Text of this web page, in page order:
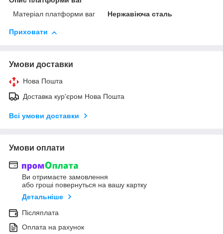
Матеріал платформи ваг
Нержавіюча сталь
Приховати
Умови доставки
Нова Пошта
Доставка кур'єром Нова Пошта
Всі умови доставки
Умови оплати
Ви отримаєте замовлення
або гроші повернуться на вашу картку
Детальніше
Післяплата
Оплата на рахунок